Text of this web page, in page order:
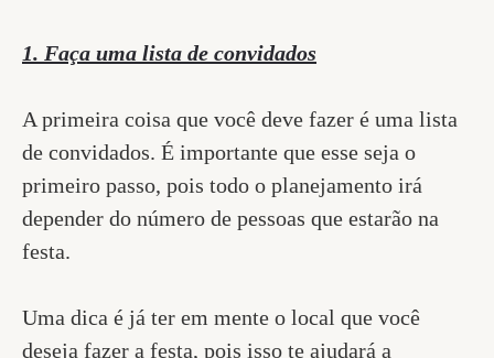
1. Faça uma lista de convidados
A primeira coisa que você deve fazer é uma lista
de convidados. É importante que esse seja o
primeiro passo, pois todo o planejamento irá
depender do número de pessoas que estarão na
festa.
Uma dica é já ter em mente o local que você
deseja fazer a festa, pois isso te ajudará a